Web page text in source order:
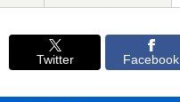
Twitter Facebook